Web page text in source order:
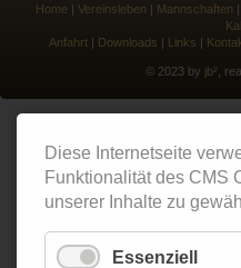
Home Vereinsleben Mannschaften
Anfahrt
Downloads Links
© 2023 by jb² ,
Diese Internetseite
Funktionalität des CMS
unserer Inhalte zu
Essenziell